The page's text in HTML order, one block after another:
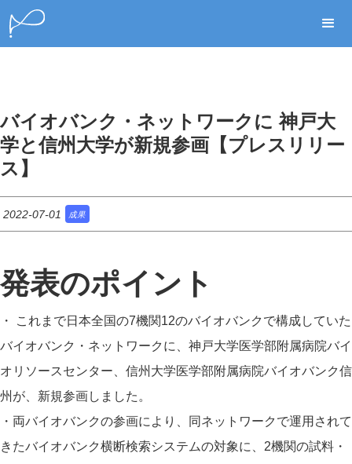
バイオバンク・ネットワークに 神戸大
学と信州大学が新規参画【プレスリリー
ス】
2022-07-01 成果
発表のポイント
・ これまで日本全国の7機関12のバイオバンクで構成していた
バイオバンク・ネットワークに、神戸大学医学部附属病院バイ
オリソースセンター、信州大学医学部附属病院バイオバンク信
州が、新規参画しました。
・両バイオバンクの参画により、同ネットワークで運用されて
きたバイオバンク横断検索システムの対象に、2機関の試料・